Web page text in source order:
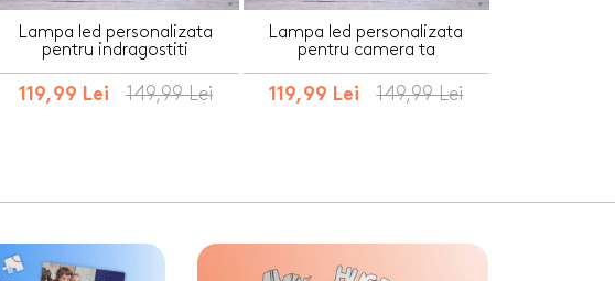
Lampa led personalizata
pentru indragostiti
119,99 Lei 149,99 Lei
Lampa led personalizata
pentru camera ta
119,99 Lei 149,99 Lei